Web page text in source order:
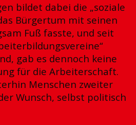
bildet dabei die „soziale
Bürgertum mit seinen
Fuß fasste, und seit
gab es dennoch keine
für die Arbeiterschaft.
Menschen zweiter
Wunsch, selbst politisch